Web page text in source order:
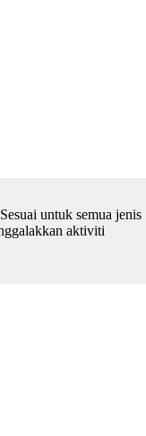
untuk semua jenis
aktiviti